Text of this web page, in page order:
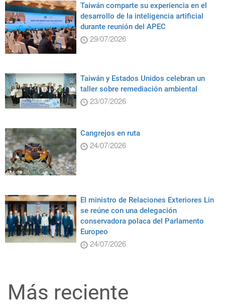
Taiwán comparte su experiencia en el
desarrollo de la inteligencia artificial
durante reunión del APEC
29/07/2026
Taiwán y Estados Unidos celebran un
taller sobre remediación ambiental
23/07/2026
Cangrejos en ruta
24/07/2026
El ministro de Relaciones Exteriores Lin
se reúne con una delegación
conservadora polaca del Parlamento
Europeo
24/07/2026
Más reciente